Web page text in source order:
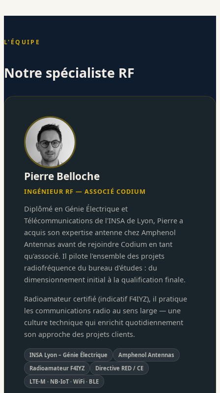
L'ÉQUIPE
Notre spécialiste RF
Pierre Belloche
INGÉNIEUR RF — ASSOCIÉ CODIUM
Diplômé en Génie Électrique et
Télécommunications de l'INSA de Lyon, Pierre a
acquis son expertise antenne chez Amphenol
Antennas avant de rejoindre Codium en tant
qu'associé. Il pilote l'ensemble des projets
radiofréquence du bureau d'études : du
dimensionnement initial à la qualification finale.
Radioamateur certifié (indicatif F4IYZ), il pratique
les communications radio au sens large — une
culture technique qui enrichit quotidiennement
son approche des projets clients.
INSA Lyon – Génie Électrique
Amphenol Antennas
Radioamateur F4IYZ
Directive RED / CE
LTE-M · NB-IoT · WiFi · BLE